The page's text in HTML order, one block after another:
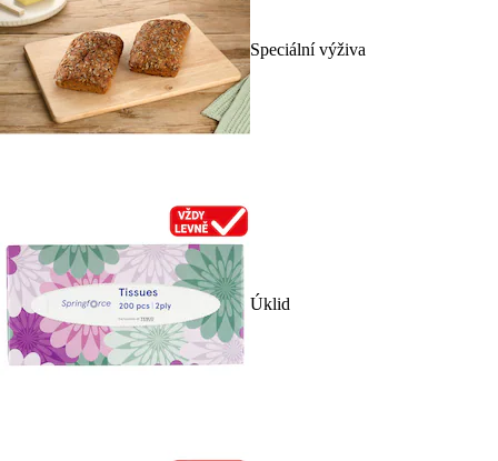
Speciální výživa
Úklid